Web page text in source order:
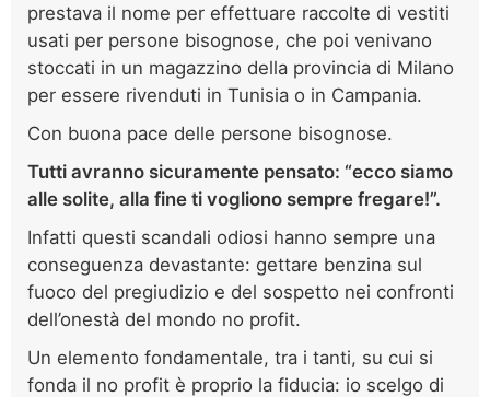
prestava il nome per effettuare raccolte di vestiti
usati per persone bisognose, che poi venivano
stoccati in un magazzino della provincia di Milano
per essere rivenduti in Tunisia o in Campania.
Con buona pace delle persone bisognose.
Tutti avranno sicuramente pensato: “ecco siamo
alle solite, alla fine ti vogliono sempre fregare!”.
Infatti questi scandali odiosi hanno sempre una
conseguenza devastante: gettare benzina sul
fuoco del pregiudizio e del sospetto nei confronti
dell’onestà del mondo no profit.
Un elemento fondamentale, tra i tanti, su cui si
fonda il no profit è proprio la fiducia: io scelgo di